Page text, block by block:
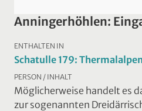
Anningerhöhlen:
ENTHALTEN IN
Schatulle 179: Thermalalpen
PERSON / INHALT
Möglicherweise handelt es
zur sogenannten